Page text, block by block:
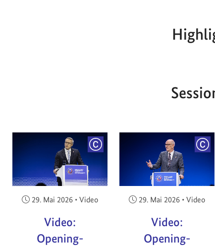
COPYRIGHT
Veröffentlicht am:
29. Mai 2026 • Video
Video:
Opening-
Veröffentlicht am:
29. Mai 2026 • Video
Video:
Opening-